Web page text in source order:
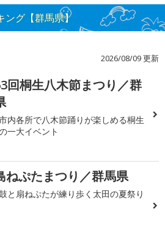
ング【群馬県】
2026/08/09 更新
回桐生八木節まつり／群
内各所で八木節踊りが楽しめる桐生
一大イベント
ねぷたまつり／群馬県
と扇ねぷたが練り歩く太田の夏祭り